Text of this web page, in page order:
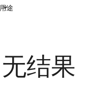
用途
无结果